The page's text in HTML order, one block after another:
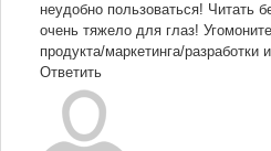
неудобно пользоваться! Читать
очень тяжело для глаз!
продукта/маркетинга/разработки
Ответить